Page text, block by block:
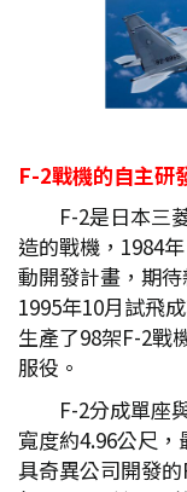
F-2戰機的自主研
F-2是日本三
造的戰機，1984
動開發計畫，期
1995年10月試飛
生產了98架F-2戰
服役。
F-2分成單座
寬度約4.96公尺
具奇異公司開發